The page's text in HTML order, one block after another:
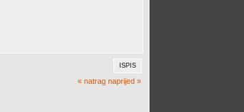
ISPIS
« natrag naprijed »